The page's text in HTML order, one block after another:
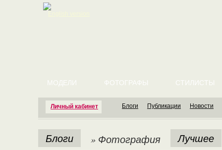
Личный кабинет
МОДЕЛИ ФОТОГРАФЫ СТИЛИСТЫ
Блоги Публикации Новости
Блоги » Фотография Лучшее